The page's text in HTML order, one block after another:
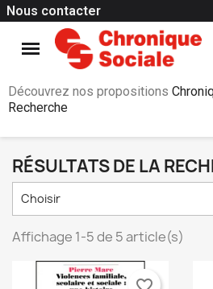
Nous contacter
Découvrez nos propositions
Recherche
RÉSULTATS DE LA
Choisir
Affichage 1-5 de 5 article(s)